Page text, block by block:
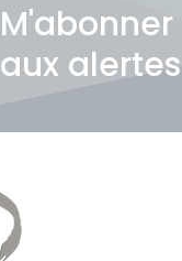
M'abonner
aux